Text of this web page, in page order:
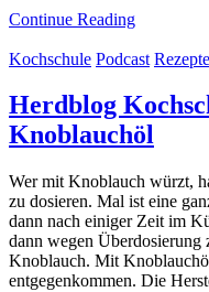
Continue Reading
Kochschule Podcast Rezepte
Herdblog
Knoblauchöl
Wer mit Knoblauch würzt,
zu dosieren. Mal ist eine
dann nach einiger Zeit im
dann wegen Überdosierung
Knoblauch. Mit
entgegenkommen. Die